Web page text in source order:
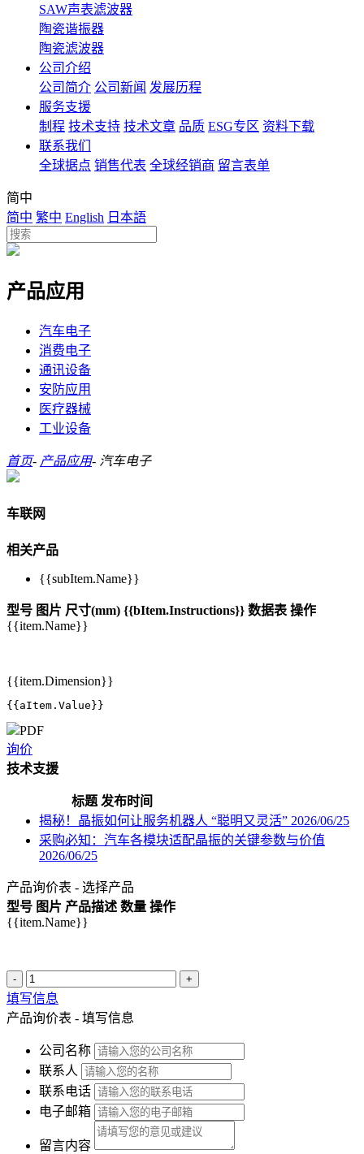
SAW声表滤波器
陶瓷谐振器
陶瓷滤波器
公司介绍
公司简介 公司新闻 发展历程
服务支援
制程 技术支持 技术文章 品质 ESG专区 资料下载
联系我们
全球据点 销售代表 全球经销商 留言表单
简中
简中 繁中 English 日本語
产品应用
汽车电子
消费电子
通讯设备
安防应用
医疗器械
工业设备
首页- 产品应用- 汽车电子
车联网
相关产品
{{subItem.Name}}
型号 图片 尺寸(mm) {{bItem.Instructions}} 数据表 操作
{{item.Name}}
{{item.Dimension}}
{{aItem.Value}}
PDF
询价
技术支援
标题 发布时间
揭秘！晶振如何让服务机器人 “聪明又灵活” 2026/06/25
采购必知：汽车各模块适配晶振的关键参数与价值
2026/06/25
产品询价表 - 选择产品
型号 图片 产品描述 数量 操作
{{item.Name}}
- +
填写信息
产品询价表 - 填写信息
公司名称
联系人
联系电话
电子邮箱
留言内容